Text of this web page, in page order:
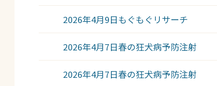
2026年4月9日もぐもぐリサーチ
2026年4月7日春の狂犬病予防注射
2026年4月7日春の狂犬病予防注射